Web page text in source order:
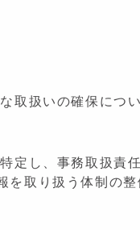
取扱いの確保につ
定し、事務取扱責
を取り扱う体制の整